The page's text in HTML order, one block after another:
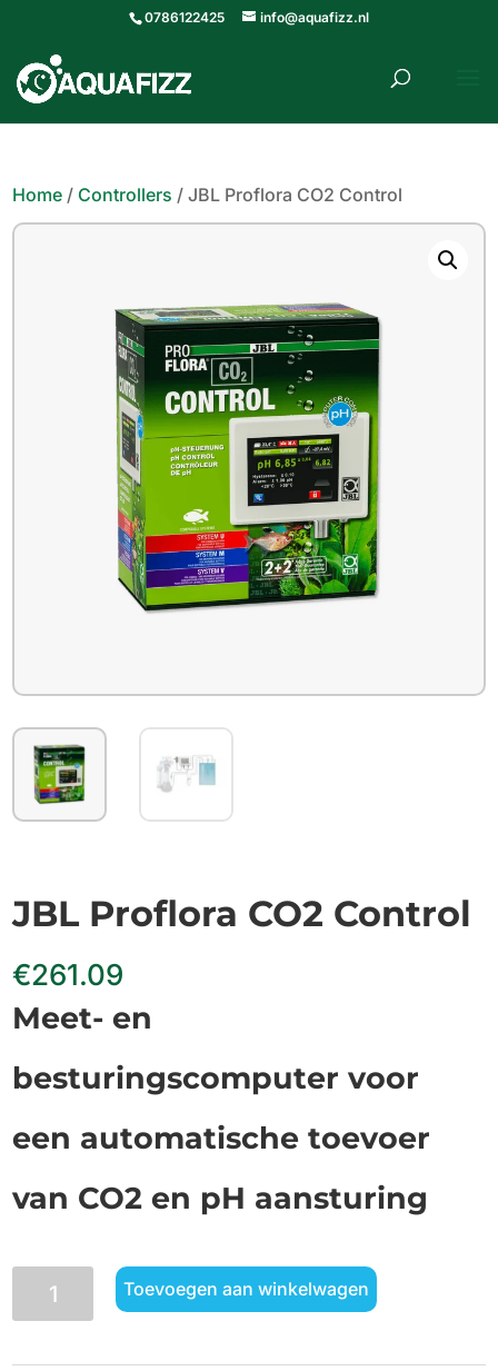
0786122425 info@aquafizz.nl
Home / Controllers / JBL Proflora CO2 Control
JBL Proflora CO2 Control
€261.09
Meet- en
besturingscomputer voor
een automatische toevoer
van CO2 en pH aansturing
JBL
Proflora
Toevoegen aan winkelwagen